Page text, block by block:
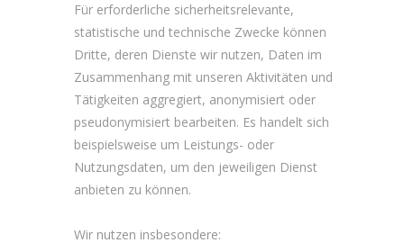
Für erforderliche sicherheitsrelevante,
statistische und technische Zwecke können
Dritte, deren Dienste wir nutzen, Daten im
Zusammenhang mit unseren Aktivitäten und
Tätigkeiten aggregiert, anonymisiert oder
pseudonymisiert bearbeiten. Es handelt sich
beispielsweise um Leistungs- oder
Nutzungsdaten, um den jeweiligen Dienst
anbieten zu können.
Wir nutzen insbesondere: